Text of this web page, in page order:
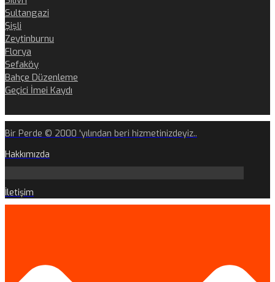
Sultangazi
Şişli
Zeytinburnu
Florya
Sefaköy
Bahçe Düzenleme
Geçici İmei Kaydı
Bir Perde © 2000 'yılından beri hizmetinizdeyiz..
Hakkımızda
İletişim